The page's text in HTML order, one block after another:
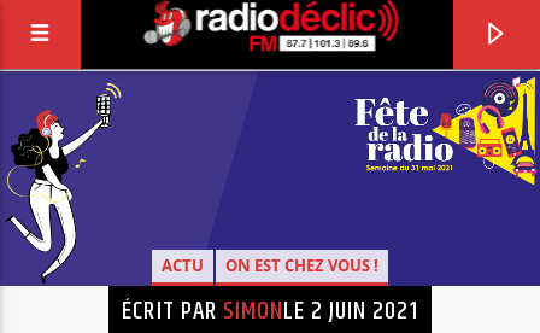
ACTU ON EST CHEZ VOUS !
ÉCRIT PAR SIMONLE 2 JUIN 2021